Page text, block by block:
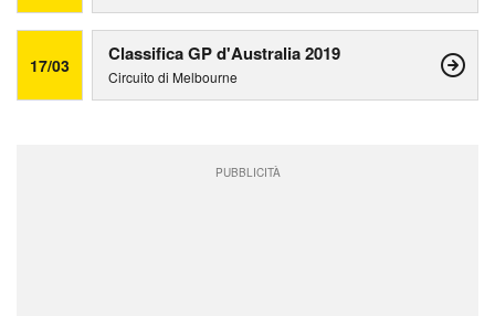
17/03 Classifica GP d'Australia 2019
Circuito di Melbourne
PUBBLICITÀ